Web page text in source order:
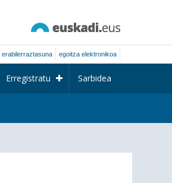
erabilerraztasuna egoitza elektronikoa
Erregistratu Sarbidea